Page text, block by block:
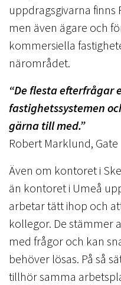
uppdragsgivarna finns
men även ägare och
kommersiella
närområdet.
“De flesta efterfrågar
fastighetssystemen
gärna till med.”
Robert Marklund, Gate
Även om kontoret i
än kontoret i Umeå
arbetar tätt ihop och
kollegor. De stämmer
med frågor och kan
behöver lösas. På så
tillhör samma